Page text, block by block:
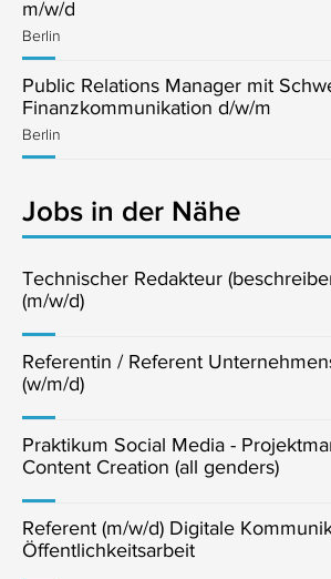
m/w/d
Berlin
Public Relations Manager mit
Finanzkommunikation d/w/m
Berlin
Jobs in der Nähe
Technischer Redakteur
(m/w/d)
Referentin / Referent
(w/m/d)
Praktikum Social Media -
Content Creation (all genders)
Referent (m/w/d) Digitale
Öffentlichkeitsarbeit